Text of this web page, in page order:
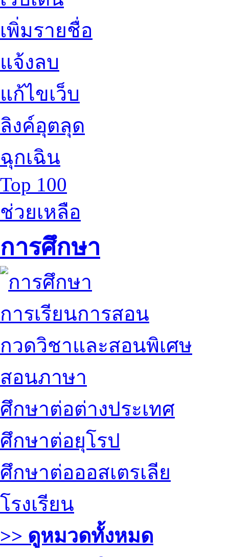
เพิ่มรายชื่อ
แจ้งลบ
แก้ไขเว็บ
ลิงค์อุตลุด
ฉุกเฉิน
Top 100
ช่วยเหลือ
การศึกษา
การเรียนการสอน
กวดวิชาและสอนพิเศษ
สอนภาษา
ศึกษาต่อต่างประเทศ
ศึกษาต่อยุโรป
ศึกษาต่อออสเตรเลีย
โรงเรียน
>> ดูหมวดทั้งหมด